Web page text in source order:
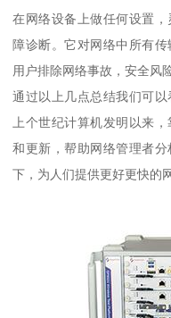
在网络设备上做任何设置
障诊断。它对网络中所有
用户排除网络事故，安全风
通过以上几点总结我们可
上个世纪计算机发明以来
和更新，帮助网络管理者
下，为人们提供更好更快的